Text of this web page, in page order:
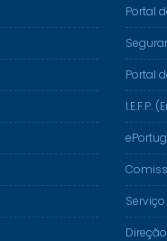
Portal
Portal
I.E.F.P.